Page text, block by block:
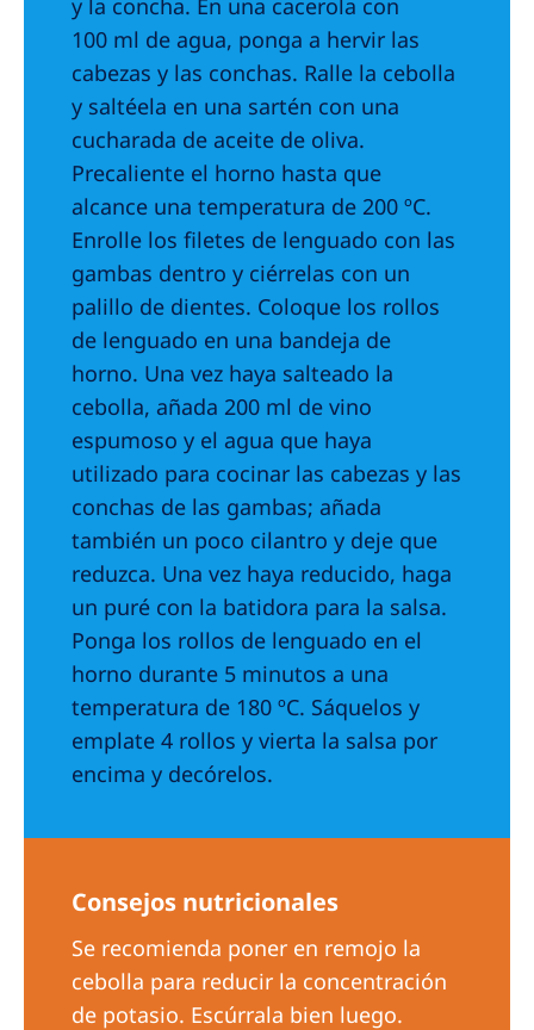
100 ml de agua, ponga a hervir las
cabezas y las conchas. Ralle la cebolla
y saltéela en una sartén con una
cucharada de aceite de oliva.
Precaliente el horno hasta que
alcance una temperatura de 200 ºC.
Enrolle los filetes de lenguado con las
gambas dentro y ciérrelas con un
palillo de dientes. Coloque los rollos
de lenguado en una bandeja de
horno. Una vez haya salteado la
cebolla, añada 200 ml de vino
espumoso y el agua que haya
utilizado para cocinar las cabezas y las
conchas de las gambas; añada
también un poco cilantro y deje que
reduzca. Una vez haya reducido, haga
un puré con la batidora para la salsa.
Ponga los rollos de lenguado en el
horno durante 5 minutos a una
temperatura de 180 ºC. Sáquelos y
emplate 4 rollos y vierta la salsa por
encima y decórelos.
Consejos nutricionales
Se recomienda poner en remojo la
cebolla para reducir la concentración
de potasio. Escúrrala bien luego.